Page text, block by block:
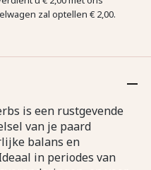
zal optellen € 2,00.
is een rustgevende
van je paard
balans en
in periodes van